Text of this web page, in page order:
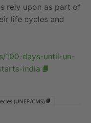
rely upon as part of
life cycles and
100-days-until-un-
india
(UNEP/CMS)